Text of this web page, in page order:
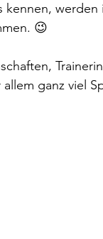
kennen,
😉
ganz viel